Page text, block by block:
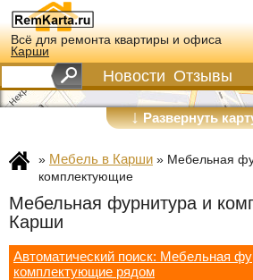
Всё для ремонта квартиры и офиса
Карши
Новости Отзывы
↓Развернуть
» Мебель в Карши » Мебельная
комплектующие
Мебельная фурнитура и
Карши
Автоматический поиск: Мебельная
комплектующие рядом